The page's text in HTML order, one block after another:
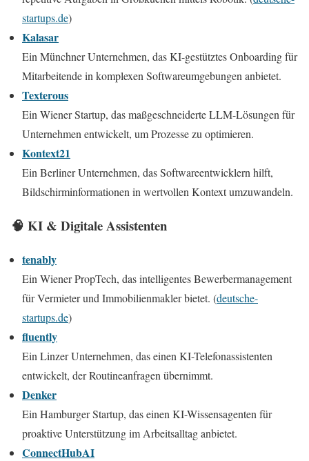
startups.de)
Kalasar
Ein Münchner Unternehmen, das KI-gestütztes Onboarding für
Mitarbeitende in komplexen Softwareumgebungen anbietet.
Texterous
Ein Wiener Startup, das maßgeschneiderte LLM-Lösungen für
Unternehmen entwickelt, um Prozesse zu optimieren.
Kontext21
Ein Berliner Unternehmen, das Softwareentwicklern hilft,
Bildschirminformationen in wertvollen Kontext umzuwandeln.
🧠 KI & Digitale Assistenten
tenably
Ein Wiener PropTech, das intelligentes Bewerbermanagement
für Vermieter und Immobilienmakler bietet. (deutsche-
startups.de)
fluently
Ein Linzer Unternehmen, das einen KI-Telefonassistenten
entwickelt, der Routineanfragen übernimmt.
Denker
Ein Hamburger Startup, das einen KI-Wissensagenten für
proaktive Unterstützung im Arbeitsalltag anbietet.
ConnectHubAI